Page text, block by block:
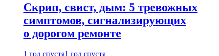
Скрип, свист, дым: 5 тревожных
симптомов, сигнализирующих
о дорогом ремонте
1 год спустя1 год спустя